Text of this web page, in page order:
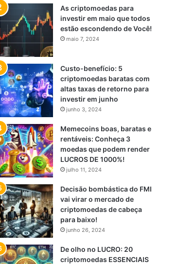
As criptomoedas para
investir em maio que todos
estão escondendo de Você!
maio 7, 2024
Custo-benefício: 5
criptomoedas baratas com
altas taxas de retorno para
investir em junho
junho 3, 2024
Memecoins boas, baratas e
rentáveis: Conheça 3
moedas que podem render
LUCROS DE 1000%!
julho 11, 2024
Decisão bombástica do FMI
vai virar o mercado de
criptomoedas de cabeça
para baixo!
junho 26, 2024
De olho no LUCRO: 20
criptomoedas ESSENCIAIS